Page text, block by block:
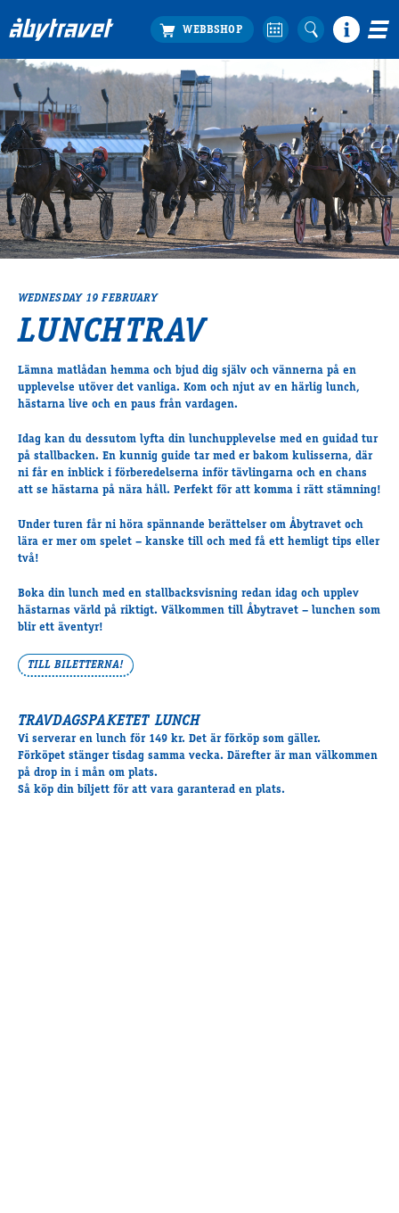
Köp biljett
Travprogrammet
Boka ställplats
Bra att veta
Restauranger
Catering by Lyon
Hotell nära oss
Presentkort
Tävlingsdagar
FAQ
Travkonferens
Aktiviteter
Hört och hänt
Tävling
Tävlingsserier
Träning och provlopp
Aktiva
Månadens hästägare 2026
Månadens B-tränare 2026
Euro Classic Trot
Åby Stora Pris 2026
Supertorsdag för företag
WEDNESDAY 19 FEBRUARY
LUNCHTRAV
Lämna matlådan hemma och bjud dig själv och vännerna på en
upplevelse utöver det vanliga. Kom och njut av en härlig lunch,
hästarna live och en paus från vardagen.
Idag kan du dessutom lyfta din lunchupplevelse med en guidad tur
på stallbacken. En kunnig guide tar med er bakom kulisserna, där
ni får en inblick i förberedelserna inför tävlingarna och en chans
att se hästarna på nära håll. Perfekt för att komma i rätt stämning!
Under turen får ni höra spännande berättelser om Åbytravet och
lära er mer om spelet – kanske till och med få ett hemligt tips eller
två!
Boka din lunch med en stallbacksvisning redan idag och upplev
hästarnas värld på riktigt. Välkommen till Åbytravet – lunchen som
blir ett äventyr!
TILL BILETTERNA!
TRAVDAGSPAKETET LUNCH
Vi serverar en lunch för 149 kr. Det är förköp som gäller.
Förköpet stänger tisdag samma vecka. Därefter är man välkommen
på drop in i mån om plats.
Så köp din biljett för att vara garanterad en plats.